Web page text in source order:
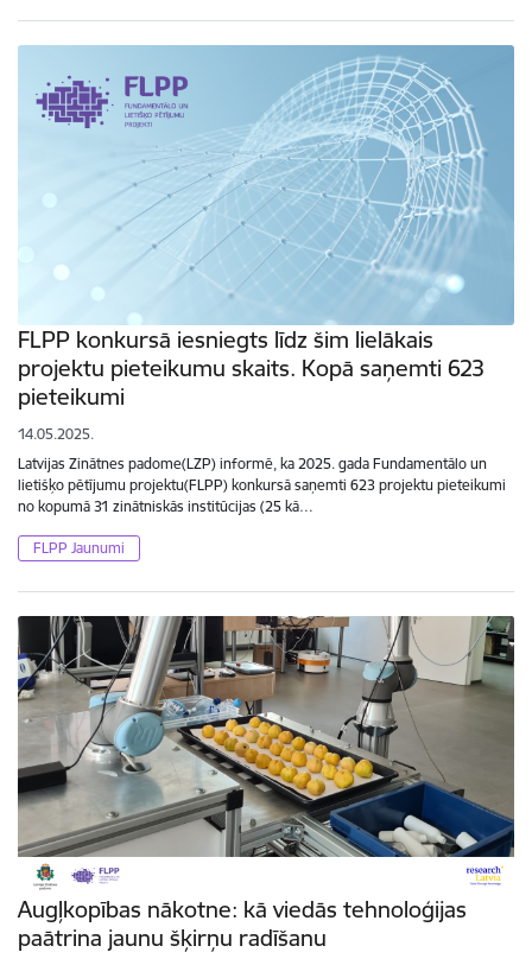
FLPP konkursā iesniegts līdz šim lielākais
projektu pieteikumu skaits. Kopā saņemti 623
pieteikumi
14.05.2025.
Latvijas Zinātnes padome(LZP) informē, ka 2025. gada Fundamentālo un
lietišķo pētījumu projektu(FLPP) konkursā saņemti 623 projektu pieteikumi
no kopumā 31 zinātniskās institūcijas (25 kā…
FLPP Jaunumi
Augļkopības nākotne: kā viedās tehnoloģijas
paātrina jaunu šķirņu radīšanu